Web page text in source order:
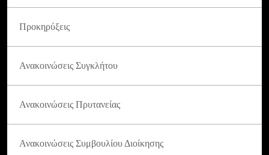
Προκηρύξεις
Ανακοινώσεις Συγκλήτου
Ανακοινώσεις Πρυτανείας
Ανακοινώσεις Συμβουλίου Διοίκησης